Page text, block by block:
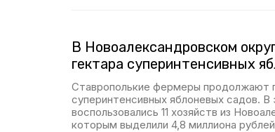
В Новоалександровском
гектара суперинтенсивных
Ставрополькие фермеры продолжают
суперинтенсивных яблоневых садов.
воспользовались 11 хозяйств из
которым выделили 4,8 миллиона рублей